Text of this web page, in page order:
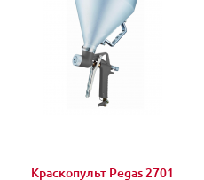
Краскопульт Pegas 2701